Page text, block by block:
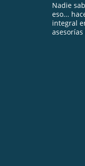
Nadie
eso...
integral